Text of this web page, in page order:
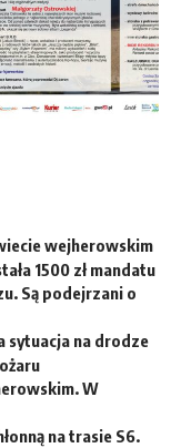
wejherowskim
1500 zł mandatu
Są podejrzani o
sytuacja na drodze
W
na trasie S6.